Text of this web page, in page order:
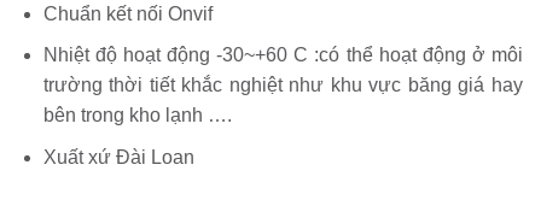
Chuẩn kết nối Onvif
Nhiệt độ hoạt động -30~+60 C :có thể hoạt động ở môi
trường thời tiết khắc nghiệt như khu vực băng giá hay
bên trong kho lạnh ….
Xuất xứ Đài Loan